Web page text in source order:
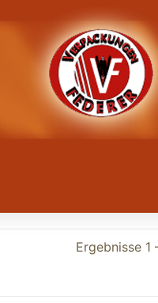
Ergebnisse 1